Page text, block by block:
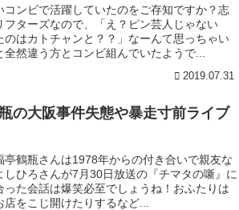
ンビで活躍していたのをご存知ですか？志
ターズなので、「え？ピン芸人じゃない
はカトチャンと？？」なーんて思っちゃい
全然違う方とコンビ組んでいたようで...
2019.07.31
の大阪事件失態や暴走寸前ライブ
亭鶴瓶さんは1978年からの付き合いで親友な
しひろさんが7月30日放送の『チマタの噺』に
った会話は爆笑必至でしょうね！おふたりは
をこじ開けたりするなど...